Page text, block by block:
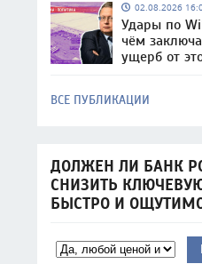
02.08.2026
Удары по
чём
ущерб от
ВСЕ ПУБЛИКАЦИИ
ДОЛЖЕН ЛИ БАНК
СНИЗИТЬ
БЫСТРО И